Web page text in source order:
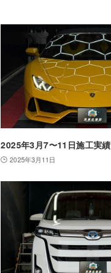
2025年3月7〜11日施工実績
2025年3月11日